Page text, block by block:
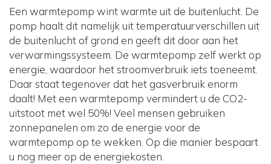
Een warmtepomp wint warmte uit de buitenlucht. De
pomp haalt dit namelijk uit temperatuurverschillen uit
de buitenlucht of grond en geeft dit door aan het
verwarmingssysteem. De warmtepomp zelf werkt op
energie, waardoor het stroomverbruik iets toeneemt.
Daar staat tegenover dat het gasverbruik enorm
daalt! Met een warmtepomp vermindert u de CO2-
uitstoot met wel 50%! Veel mensen gebruiken
zonnepanelen om zo de energie voor de
warmtepomp op te wekken. Op die manier bespaart
u nog meer op de energiekosten.